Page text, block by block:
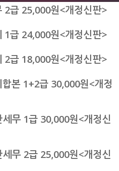
2급 25,000원<개정신판>
1급 24,000원<개정신판>
2급 18,000원<개정신판>
본 1+2급 30,000원<개정
무 1급 30,000원<개정신
무 2급 25,000원<개정신